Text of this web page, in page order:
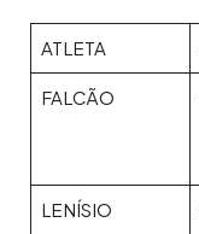
ATLETA
FALCÃO
LENÍSIO